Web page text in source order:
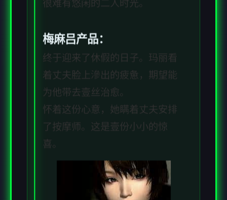
很难有悠闲的二人时光。
梅麻吕产品：
终于迎来了休假的日子。玛丽看
着丈夫脸上滲出的疲惫，期望能
为他带去壹丝治愈。
怀着这份心意，她瞒着丈夫安排
了按摩师。这是壹份小小的惊
喜。